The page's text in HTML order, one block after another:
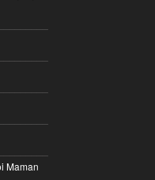
Maman